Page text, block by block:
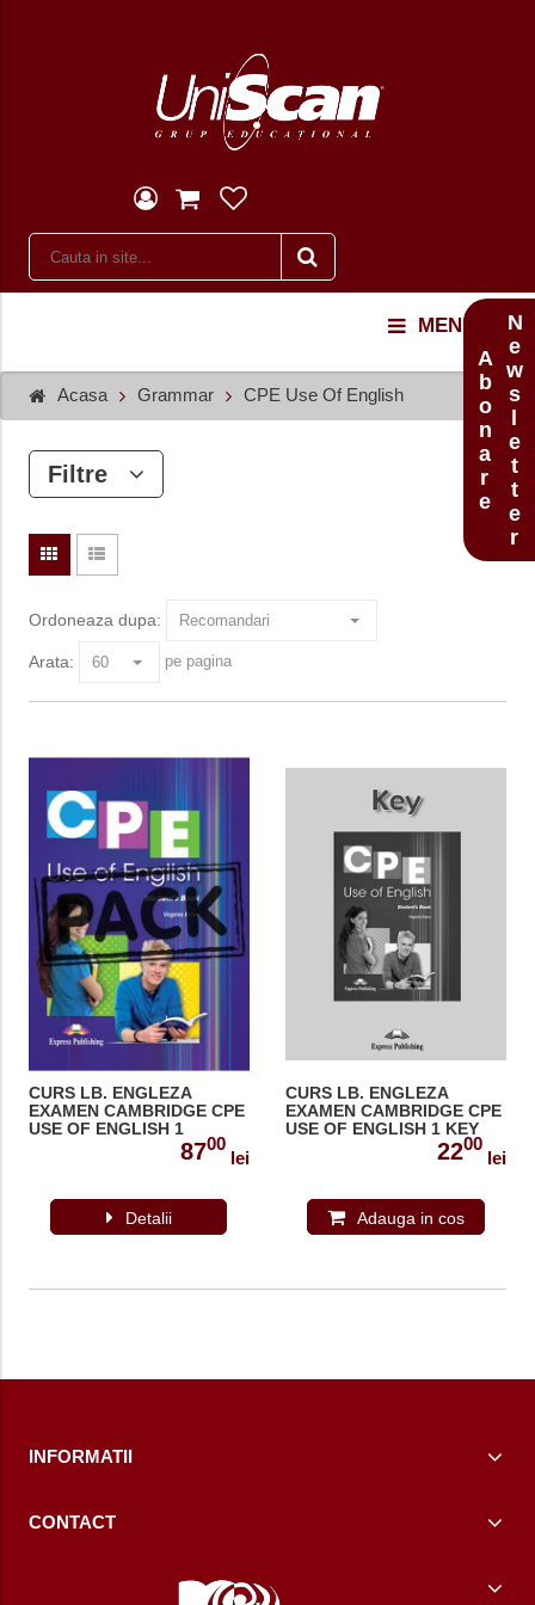
MENU
Acasa Grammar CPE Use Of English
Filtre
Ordoneaza dupa:
Arata: pe pagina
CURS LB. ENGLEZA
EXAMEN CAMBRIDGE CPE
USE OF ENGLISH 1
MANUALUL ELEVULUI CU
4715-9565-3
8700
lei
Detalii
CURS LB. ENGLEZA
EXAMEN CAMBRIDGE CPE
USE OF ENGLISH 1 KEY
(REVIZUIT 2013) 978-1-
2200
lei
Adauga in cos
INFORMATII
CONTACT
Newsletter
Abonare